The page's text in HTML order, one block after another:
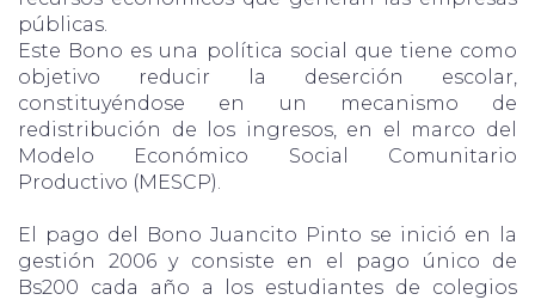
públicas.
Este Bono es una política social que tiene como
objetivo reducir la deserción escolar,
constituyéndose en un mecanismo de
redistribución de los ingresos, en el marco del
Modelo Económico Social Comunitario
Productivo (MESCP).
El pago del Bono Juancito Pinto se inició en la
gestión 2006 y consiste en el pago único de
Bs200 cada año a los estudiantes de colegios